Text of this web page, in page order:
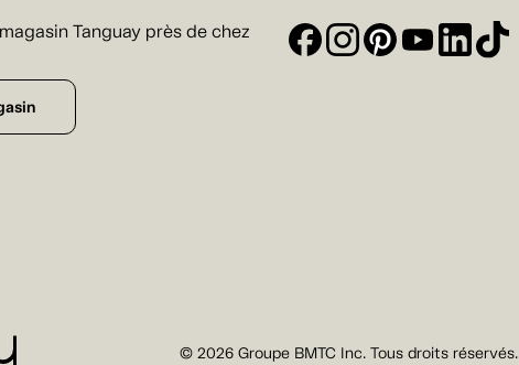
Tanguay près de chez
© 2026 Groupe BMTC Inc. Tous droits réservés.